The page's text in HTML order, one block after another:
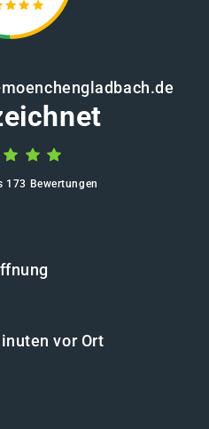
173 Bewertungen
vor Ort